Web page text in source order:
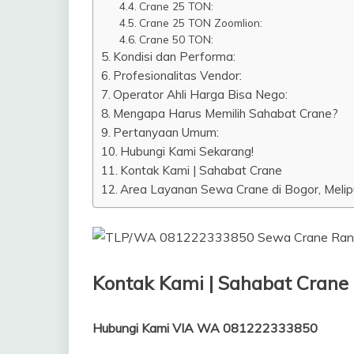
Crane 25 TON:
Crane 25 TON Zoomlion:
Crane 50 TON:
Kondisi dan Performa:
Profesionalitas Vendor:
Operator Ahli Harga Bisa Nego:
Mengapa Harus Memilih Sahabat Crane?
Pertanyaan Umum:
Hubungi Kami Sekarang!
Kontak Kami | Sahabat Crane
Area Layanan Sewa Crane di Bogor,
Kontak Kami | Sahabat Crane
Hubungi Kami VIA WA 081222333850